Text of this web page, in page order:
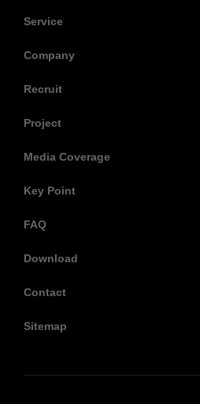
Service
Company
Recruit
Project
Media Coverage
Key Point
FAQ
Download
Contact
Sitemap